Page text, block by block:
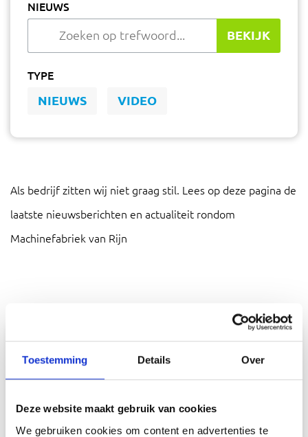
Toestemming Details Over
Deze website maakt gebruik van cookies
We gebruiken cookies om content en advertenties te
NIEUWS
BEKIJK
TYPE
NIEUWS VIDEO
Als bedrijf zitten wij niet graag stil. Lees op deze pagina de
laatste nieuwsberichten en actualiteit rondom
Machinefabriek van Rijn
NIEUWS